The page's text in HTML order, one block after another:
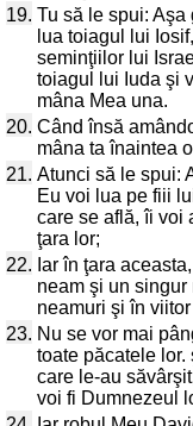
19. Tu să le spui:
lua toiagul lui
seminţiilor lui
toiagul lui Iuda şi
mâna Mea una.
20. Când însă
mâna ta înaintea
21. Atunci să le spui:
Eu voi lua pe fiii
care se află, îi voi
ţara lor;
22. Iar în ţara
neam şi un singur
neamuri şi în
23. Nu se vor mai
toate păcatele
care le-au
voi fi Dumnezeul